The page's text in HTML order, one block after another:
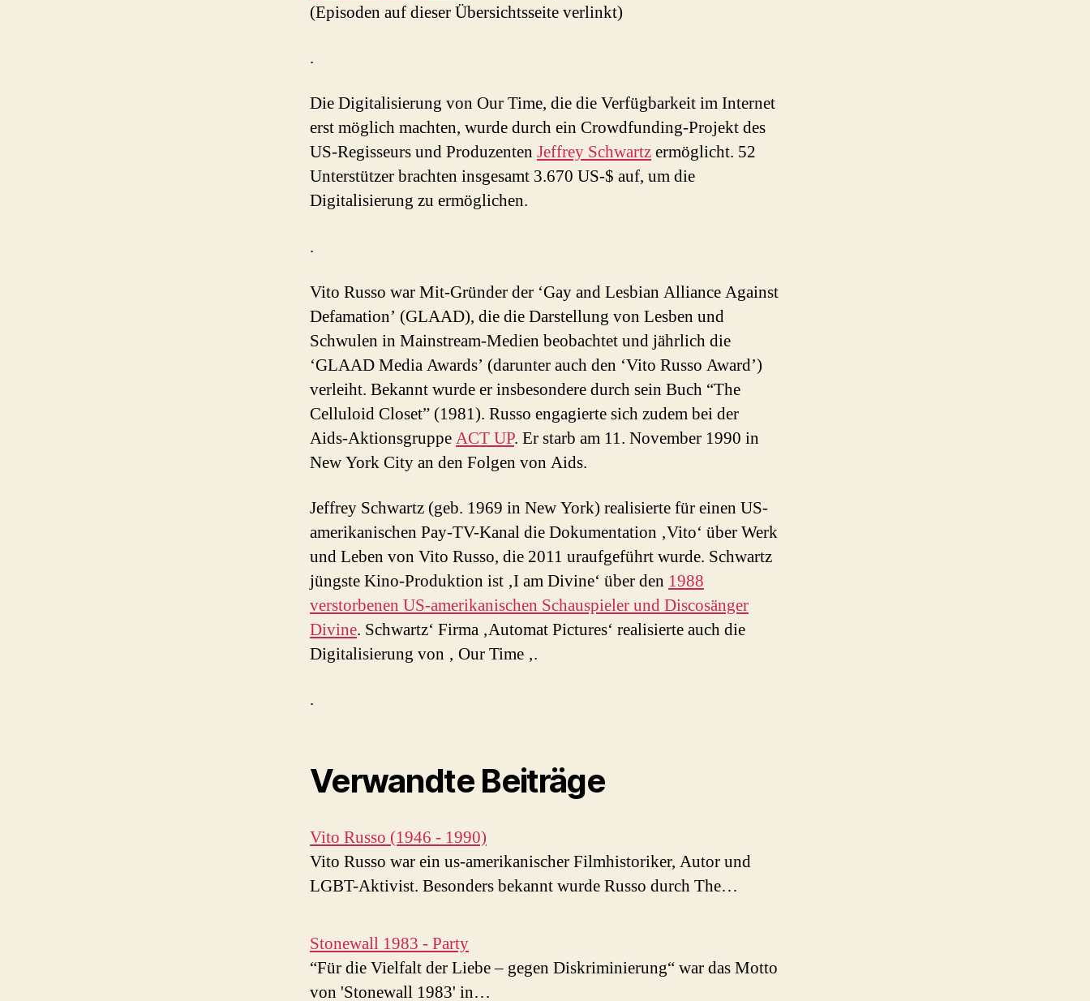
(Episoden auf dieser Übersichtsseite verlinkt)
.
Die Digitalisierung von Our Time, die die Verfügbarkeit im Internet
erst möglich machten, wurde durch ein Crowdfunding-Projekt des
US-Regisseurs und Produzenten Jeffrey Schwartzermöglicht. 52
Unterstützer brachten insgesamt 3.670 US-$ auf, um die
Digitalisierung zu ermöglichen.
.
Vito Russo war Mit-Gründer der ‘Gay and Lesbian Alliance Against
Defamation’ (GLAAD), die die Darstellung von Lesben und
Schwulen in Mainstream-Medien beobachtet und jährlich die
‘GLAAD Media Awards’ (darunter auch den ‘Vito Russo Award’)
verleiht. Bekannt wurde er insbesondere durch sein Buch “The
Celluloid Closet” (1981). Russo engagierte sich zudem bei der
Aids-AktionsgruppeACT UP. Er starb am 11. November 1990 in
New York City an den Folgen von Aids.
Jeffrey Schwartz (geb. 1969 in New York) realisierte für einen US-
amerikanischen Pay-TV-Kanal die Dokumentation ‚Vito‘ über Werk
und Leben von Vito Russo, die 2011 uraufgeführt wurde. Schwartz
jüngste Kino-Produktion ist ‚I am Divine‘ über den 1988
verstorbenen US-amerikanischen Schauspieler und Discosänger
Divine. Schwartz‘ Firma ‚Automat Pictures‘ realisierte auch die
Digitalisierung von ‚ Our Time ‚.
.
Verwandte Beiträge
Vito Russo (1946 - 1990)
Vito Russo war ein us-amerikanischer Filmhistoriker, Autor und
LGBT-Aktivist. Besonders bekannt wurde Russo durch The…
Stonewall 1983 - Party
“Für die Vielfalt der Liebe – gegen Diskriminierung“ war das Motto
von 'Stonewall 1983' in…